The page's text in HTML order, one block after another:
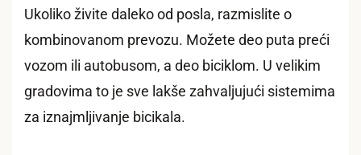
Ukoliko živite daleko od posla, razmislite o
kombinovanom prevozu. Možete deo puta preći
vozom ili autobusom, a deo biciklom. U velikim
gradovima to je sve lakše zahvaljujući sistemima
za iznajmljivanje bicikala.